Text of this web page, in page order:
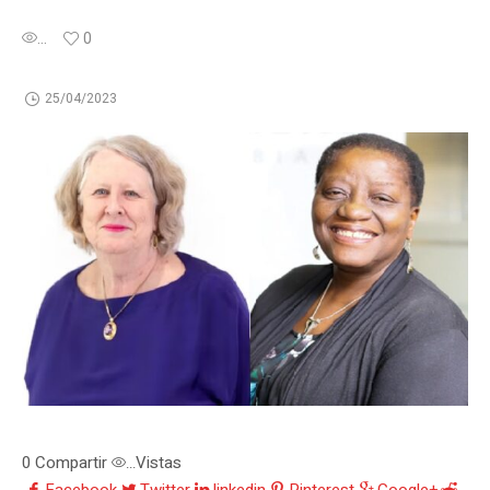
... 0
25/04/2023
0 Compartir ...Vistas